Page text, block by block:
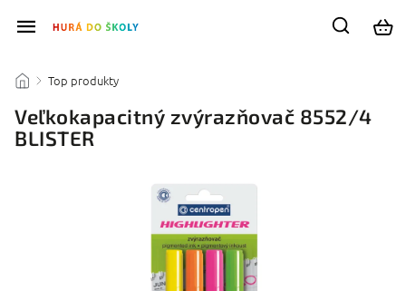
/ Top produkty
Veľkokapacitný zvýrazňovač 8552/4
BLISTER